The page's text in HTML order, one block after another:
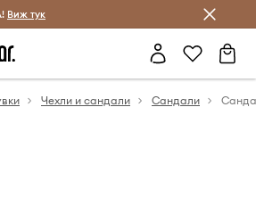
Спестявай с Answear Club
Виж тук
Чехли и сандали Сандали